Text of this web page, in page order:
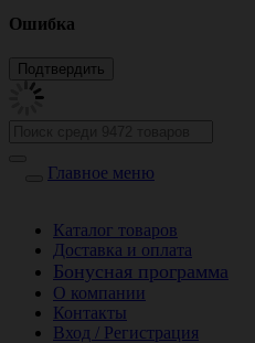
Ошибка
Главное меню
Каталог товаров
Доставка и оплата
Бонусная программа
О компании
Контакты
Вход / Регистрация